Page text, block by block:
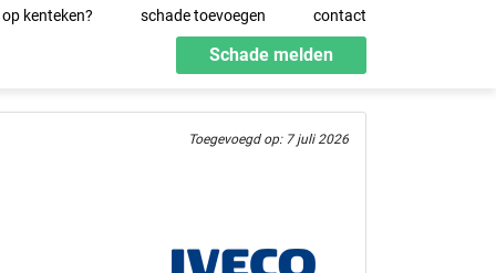
kenteken? schade toevoegen contact
Schade melden
Toegevoegd op: 7 juli 2026